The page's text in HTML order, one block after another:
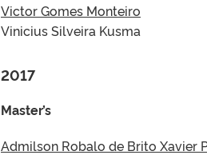
Victor Gomes Monteiro
Vinicius Silveira Kusma
2017
Master’s
Admilson Robalo de Brito Xavier